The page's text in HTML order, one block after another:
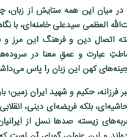
در میان این همه ستایش از زبان،
العظمی سیدعلی خامنه‌ای، با
اتصال دین و فرهنگ این مرز و
عبارت و عمقِ معنا در
کهن این زبان را پاس
فرزانه، حکیم و شهید ایران‌
بلکه فریضه‌ای دینی،
زیسته صدها نسل از